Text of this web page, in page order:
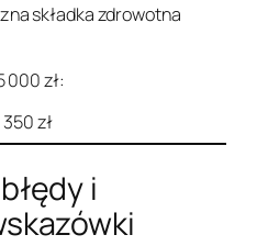
składka zdrowotna
000 zł:
zł
i